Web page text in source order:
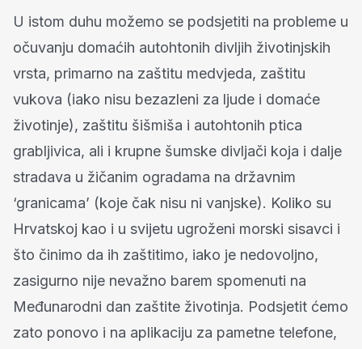
U istom duhu možemo se podsjetiti na probleme u
očuvanju domaćih autohtonih divljih životinjskih
vrsta, primarno na zaštitu medvjeda, zaštitu
vukova (iako nisu bezazleni za ljude i domaće
životinje), zaštitu šišmiša i autohtonih ptica
grabljivica, ali i krupne šumske divljači koja i dalje
stradava u žičanim ogradama na državnim
‘granicama’ (koje čak nisu ni vanjske). Koliko su
Hrvatskoj kao i u svijetu ugroženi morski sisavci i
što činimo da ih zaštitimo, iako je nedovoljno,
zasigurno nije nevažno barem spomenuti na
Međunarodni dan zaštite životinja. Podsjetit ćemo
zato ponovo i na aplikaciju za pametne telefone,